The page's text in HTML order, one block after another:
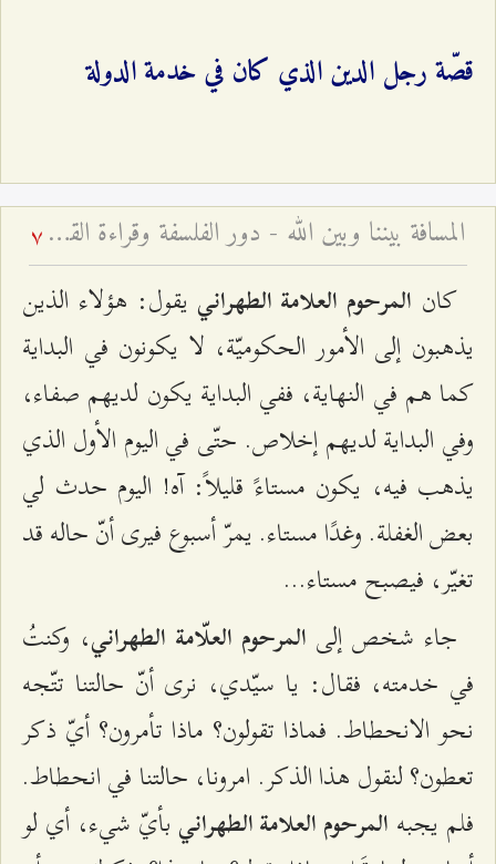
قصّة رجل الدين الذي كان في خدمة الدولة
المسافة بيننا وبين الله - دور الفلسفة وقراءة القرآن في معرفة الله 7
كان المرحوم العلامة الطهراني يقول: هؤلاء الذين
يذهبون إلى الأمور الحكوميّة، لا يكونون في البداية
كما هم في النهاية، ففي البداية يكون لديهم صفاء،
وفي البداية لديهم إخلاص. حتّى في اليوم الأول الذي
يذهب فيه، يكون مستاءً قليلاً: آه! اليوم حدث لي
بعض الغفلة. وغدًا مستاء. يمرّ أسبوع فيرى أنّ حاله قد
تغيّر، فيصبح مستاء...
جاء شخص إلى المرحوم العلّامة الطهراني، وكنتُ
في خدمته، فقال: يا سيّدي، نرى أنّ حالتنا تتّجه
نحو الانحطاط. فماذا تقولون؟ ماذا تأمرون؟ أيّ ذكر
تعطون؟ لنقول هذا الذكر. امرونا، حالتنا في انحطاط.
فلم يجبه المرحوم العلامة الطهراني بأيّ شيء، أي لو